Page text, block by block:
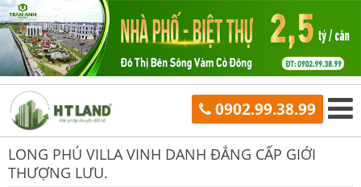
0902.99.38.99
LONG PHÚ VILLA VINH DANH ĐẲNG CẤP GIỚI
THƯỢNG LƯU.